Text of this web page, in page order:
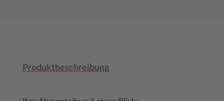
Produktbeschreibung